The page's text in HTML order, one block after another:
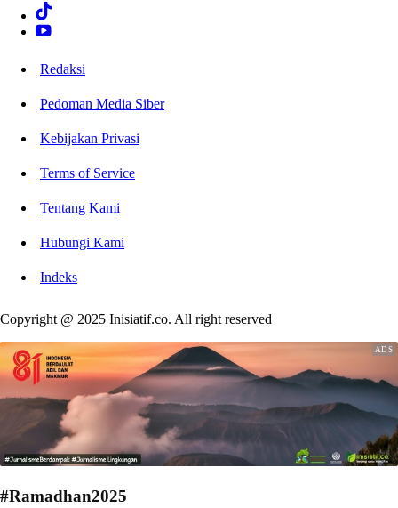
Redaksi
Pedoman Media Siber
Kebijakan Privasi
Terms of Service
Tentang Kami
Hubungi Kami
Indeks
Copyright @ 2025 Inisiatif.co. All right reserved
#Ramadhan2025